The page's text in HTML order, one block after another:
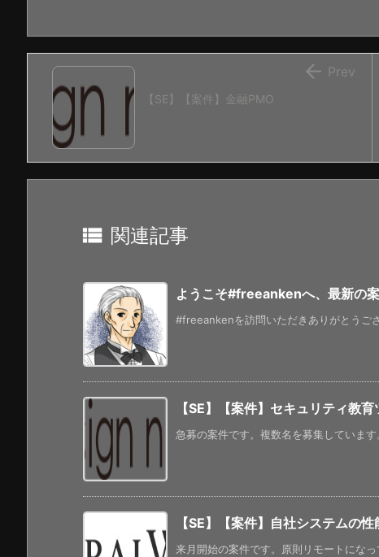
【SE】【案件】金融PMO
 Prev
 関連記事
ようこそ#freeankenへ、最新の
#freeankenを訪問いただきありがとうご
【SE】【案件】セキュリティ教
急募の案件です。複数名を募集していま
【SE】【案件】自社システムの
来月開始の案件です。原則リモートにな